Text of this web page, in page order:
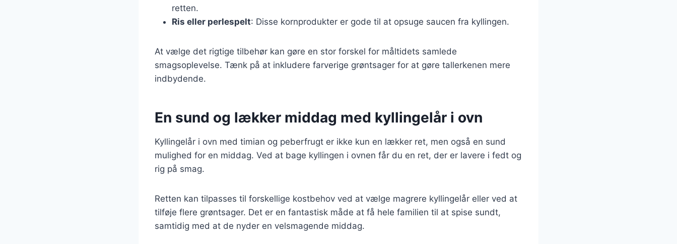
retten.
Ris eller perlespelt: Disse kornprodukter er gode til at opsuge saucen fra kyllingen.
At vælge det rigtige tilbehør kan gøre en stor forskel for måltidets samlede
smagsoplevelse. Tænk på at inkludere farverige grøntsager for at gøre tallerkenen mere
indbydende.
En sund og lækker middag med kyllingelår i ovn
Kyllingelår i ovn med timian og peberfrugt er ikke kun en lækker ret, men også en sund
mulighed for en middag. Ved at bage kyllingen i ovnen får du en ret, der er lavere i fedt og
rig på smag.
Retten kan tilpasses til forskellige kostbehov ved at vælge magrere kyllingelår eller ved at
tilføje flere grøntsager. Det er en fantastisk måde at få hele familien til at spise sundt,
samtidig med at de nyder en velsmagende middag.